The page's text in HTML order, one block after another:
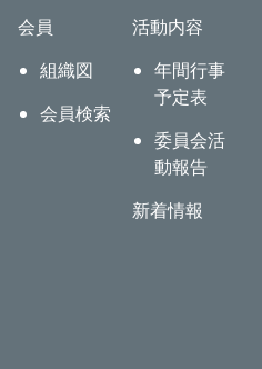
会員
組織図
会員検索
活動内容
年間行事
予定表
委員会活
動報告
新着情報